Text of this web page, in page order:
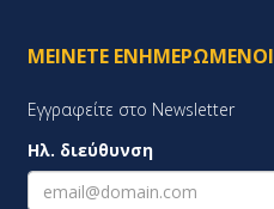
ΜΕΊΝΕΤΕ ΕΝΗΜΕΡΩΜΈΝΟΙ
Εγγραφείτε στο Newsletter
Ηλ. διεύθυνση